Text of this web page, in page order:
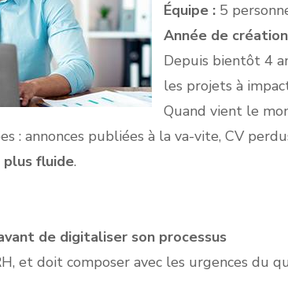
Équipe : 5
Année de
Depuis bientôt 4
les projets à
Quand vient le
: annonces publiées à la va-vite, CV
plus fluide.
de digitaliser son processus
et doit composer avec les urgences du